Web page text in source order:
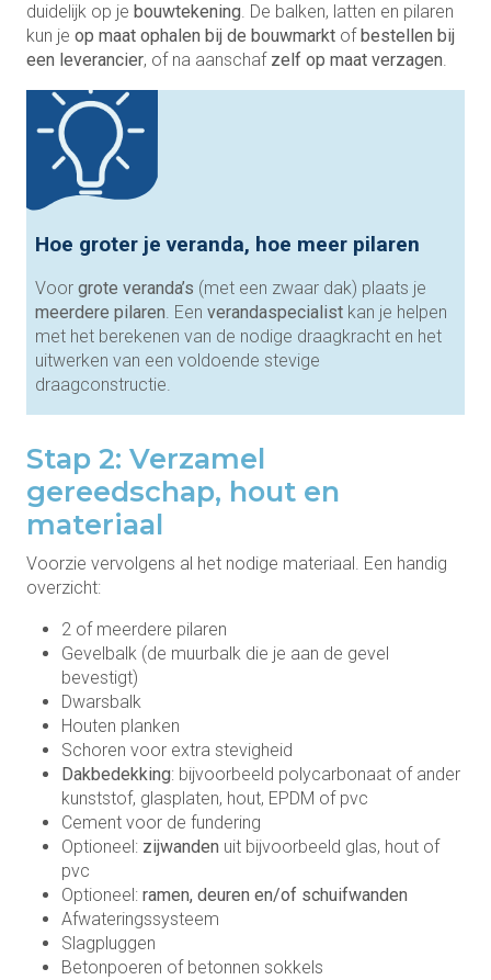
duidelijk op je bouwtekening. De balken, latten en pilaren
kun je op maat ophalen bij de bouwmarkt of bestellen bij
een leverancier, of na aanschaf zelf op maat verzagen.
Hoe groter je veranda, hoe meer pilaren
Voor grote veranda’s (met een zwaar dak) plaats je
meerdere pilaren. Een verandaspecialist kan je helpen
met het berekenen van de nodige draagkracht en het
uitwerken van een voldoende stevige
draagconstructie.
Stap 2: Verzamel
gereedschap, hout en
materiaal
Voorzie vervolgens al het nodige materiaal. Een handig
overzicht:
2 of meerdere pilaren
Gevelbalk (de muurbalk die je aan de gevel
bevestigt)
Dwarsbalk
Houten planken
Schoren voor extra stevigheid
Dakbedekking: bijvoorbeeld polycarbonaat of ander
kunststof, glasplaten, hout, EPDM of pvc
Cement voor de fundering
Optioneel: zijwanden uit bijvoorbeeld glas, hout of
pvc
Optioneel: ramen, deuren en/of schuifwanden
Afwateringssysteem
Slagpluggen
Betonpoeren of betonnen sokkels